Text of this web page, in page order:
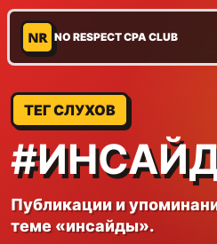
NR NO RESPECT CPA CLUB
ТЕГ СЛУХОВ
Публикации и
теме «инсайды».